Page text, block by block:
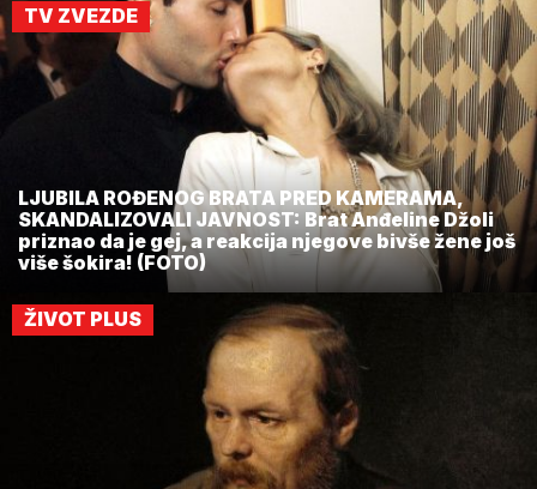
TV ZVEZDE
LJUBILA ROĐENOG BRATA PRED KAMERAMA,
SKANDALIZOVALI JAVNOST: Brat Anđeline Džoli
priznao da je gej, a reakcija njegove bivše žene još
više šokira! (FOTO)
ŽIVOT PLUS